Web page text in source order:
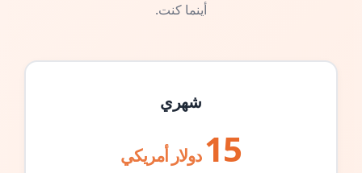
أينما كنت.
شهري
15 دولار أمريكي